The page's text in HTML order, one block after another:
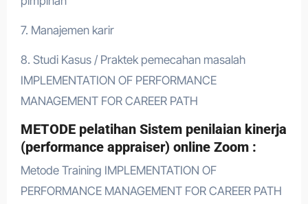
7. Manajemen karir
8. Studi Kasus / Praktek pemecahan masalah
IMPLEMENTATION OF PERFORMANCE
MANAGEMENT FOR CAREER PATH
METODE pelatihan Sistem penilaian kinerja
(performance appraiser) online Zoom :
Metode Training IMPLEMENTATION OF
PERFORMANCE MANAGEMENT FOR CAREER PATH